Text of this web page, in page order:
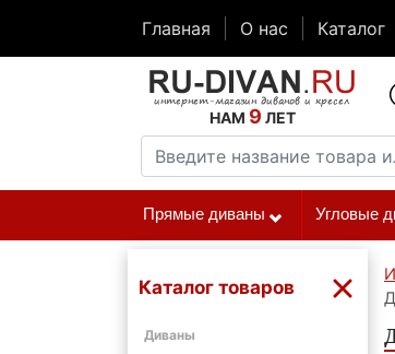
Главная О нас Каталог
НАМ 9 ЛЕТ
Прямые диваны Угловые
Каталог товаров
Диваны